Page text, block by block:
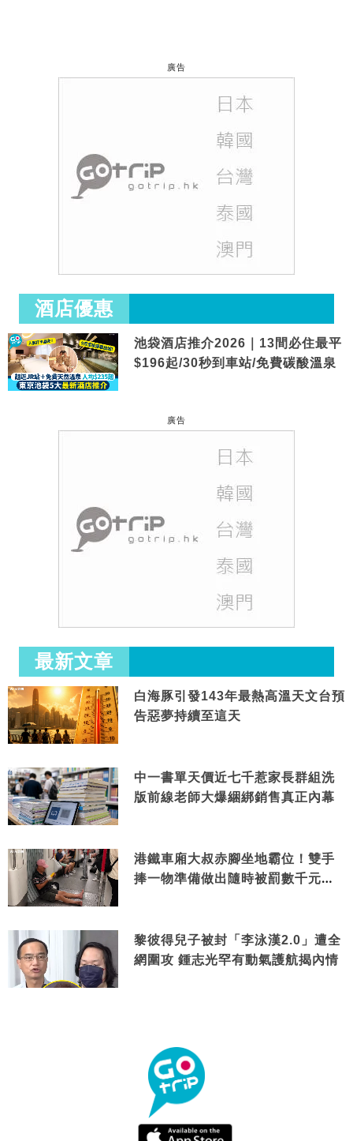
廣告
酒店優惠
池袋酒店推介2026｜13間必住最平
$196起/30秒到車站/免費碳酸溫泉
廣告
最新文章
白海豚引發143年最熱高溫天文台預
告惡夢持續至這天
中一書單天價近七千惹家長群組洗
版前線老師大爆綑綁銷售真正內幕
港鐵車廂大叔赤腳坐地霸位！雙手
捧一物準備做出隨時被罰數千元舉
黎彼得兒子被封「李泳漢2.0」遭全
網圍攻 鍾志光罕有動氣護航揭內情